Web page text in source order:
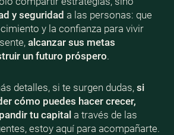
y seguridad a las personas: que
y la confianza para vivir
alcanzar sus metas
un futuro próspero.
detalles, si te surgen dudas, si
cómo puedes hacer crecer,
tu capitala través de las
estoy aquí para acompañarte.